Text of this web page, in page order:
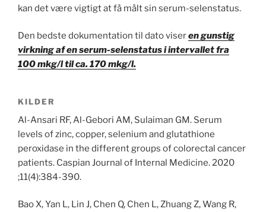
kan det være vigtigt at få målt sin serum-selenstatus.
Den bedste dokumentation til dato viseren gunstig
virkning af en serum-selenstatus i intervallet fra
100 mkg/l til ca. 170 mkg/l.
KILDER
Al-Ansari RF, Al-Gebori AM, Sulaiman GM. Serum
levels of zinc, copper, selenium and glutathione
peroxidase in the different groups of colorectal cancer
patients. Caspian Journal of Internal Medicine. 2020
;11(4):384-390.
Bao X, Yan L, Lin J, Chen Q, Chen L, Zhuang Z, Wang R,